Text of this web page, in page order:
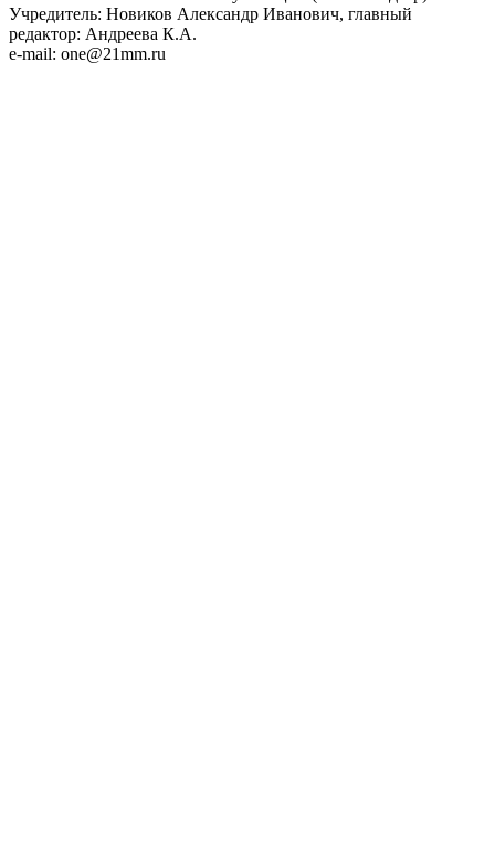
Учредитель: Новиков Александр Иванович, главный
редактор: Андреева К.А.
e-mail: one@21mm.ru